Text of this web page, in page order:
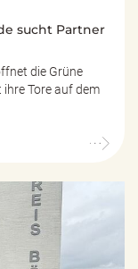
sucht Partner
die Grüne
Tore auf dem